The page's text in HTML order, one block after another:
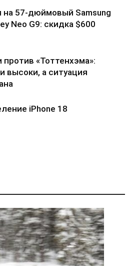
на 57-дюймовый Samsung
Neo G9: скидка $600
против «Тоттенхэма»:
высоки, а ситуация
iPhone 18